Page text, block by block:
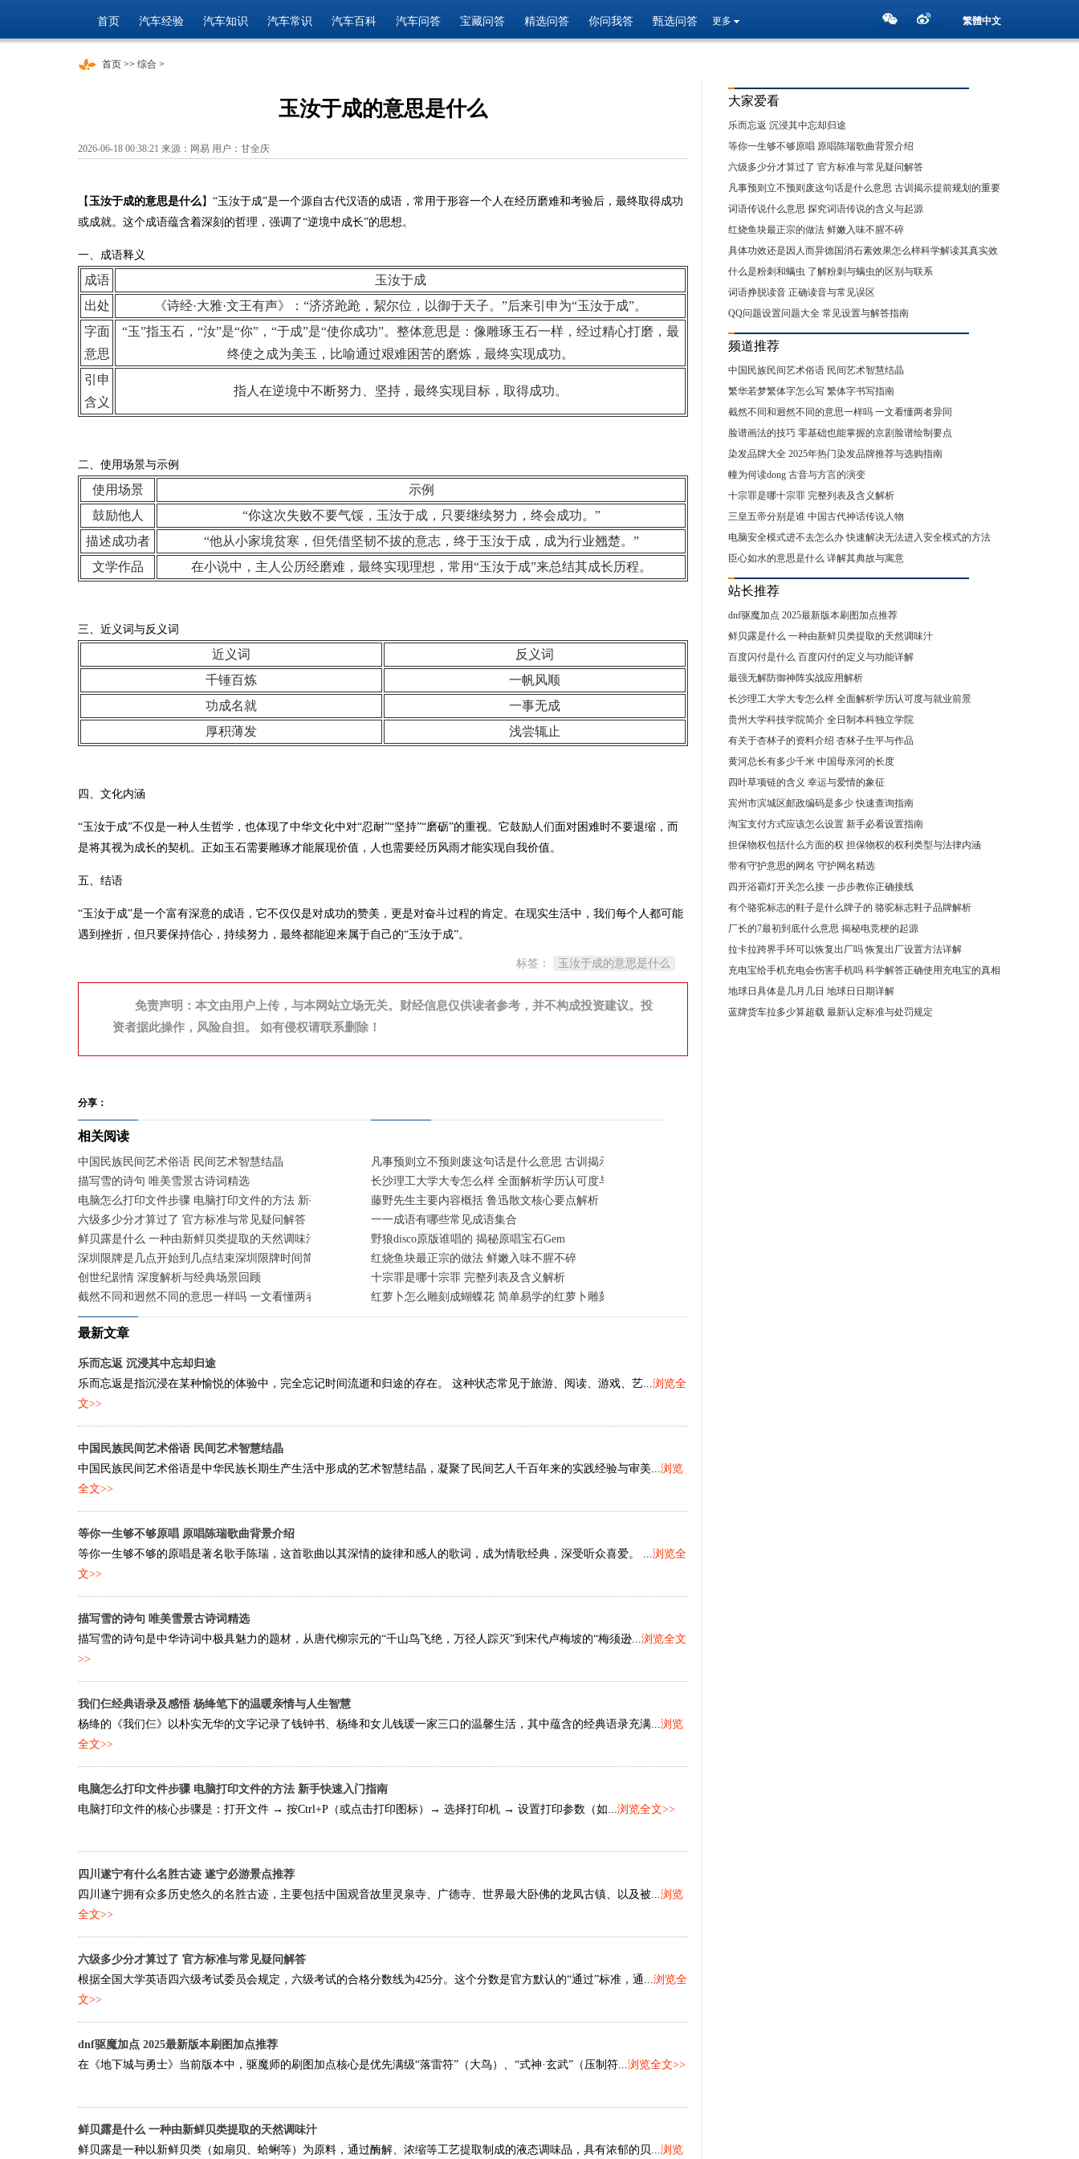
首页 汽车经验 汽车知识 汽车常识 汽车百科 汽车问答 宝藏问答 精选问答 你问我答 甄选问答 更多 繁體中文
首页 >> 综合 >
玉汝于成的意思是什么
2026-06-18 00:38:21 来源：网易 用户：甘全庆
【玉汝于成的意思是什么】“玉汝于成”是一个源自古代汉语的成语，常用于形容一个人在经历磨难和考验后，最终取得成功
或成就。这个成语蕴含着深刻的哲理，强调了“逆境中成长”的思想。
一、成语释义
成语
玉汝于成
出处
《诗经·大雅·文王有声》：“济济跄跄，絜尔位，以御于天子。”后来引申为“玉汝于成”。
字面
意思
“玉”指玉石，“汝”是“你”，“于成”是“使你成功”。整体意思是：像雕琢玉石一样，经过精心打磨，最
终使之成为美玉，比喻通过艰难困苦的磨炼，最终实现成功。
引申
含义
指人在逆境中不断努力、坚持，最终实现目标，取得成功。
二、使用场景与示例
使用场景
示例
鼓励他人
“你这次失败不要气馁，玉汝于成，只要继续努力，终会成功。”
描述成功者
“他从小家境贫寒，但凭借坚韧不拔的意志，终于玉汝于成，成为行业翘楚。”
文学作品
在小说中，主人公历经磨难，最终实现理想，常用“玉汝于成”来总结其成长历程。
三、近义词与反义词
近义词
反义词
千锤百炼
一帆风顺
功成名就
一事无成
厚积薄发
浅尝辄止
四、文化内涵
“玉汝于成”不仅是一种人生哲学，也体现了中华文化中对“忍耐”“坚持”“磨砺”的重视。它鼓励人们面对困难时不要退缩，而
是将其视为成长的契机。正如玉石需要雕琢才能展现价值，人也需要经历风雨才能实现自我价值。
五、结语
“玉汝于成”是一个富有深意的成语，它不仅仅是对成功的赞美，更是对奋斗过程的肯定。在现实生活中，我们每个人都可能
遇到挫折，但只要保持信心，持续努力，最终都能迎来属于自己的“玉汝于成”。
标签： 玉汝于成的意思是什么
免责声明：本文由用户上传，与本网站立场无关。财经信息仅供读者参考，并不构成投资建议。投
资者据此操作，风险自担。 如有侵权请联系删除！
分享：
相关阅读
中国民族民间艺术俗语 民间艺术智慧结晶
描写雪的诗句 唯美雪景古诗词精选
电脑怎么打印文件步骤 电脑打印文件的方法 新手快速入门指南
六级多少分才算过了 官方标准与常见疑问解答
鲜贝露是什么 一种由新鲜贝类提取的天然调味汁
深圳限牌是几点开始到几点结束深圳限牌时间简述 工作日早晚高峰限行时间
创世纪剧情 深度解析与经典场景回顾
截然不同和迥然不同的意思一样吗 一文看懂两者异同
凡事预则立不预则废这句话是什么意思 古训揭示提前规划的重要性
长沙理工大学大专怎么样 全面解析学历认可度与就业前景
藤野先生主要内容概括 鲁迅散文核心要点解析
一一成语有哪些常见成语集合
野狼disco原版谁唱的 揭秘原唱宝石Gem
红烧鱼块最正宗的做法 鲜嫩入味不腥不碎
十宗罪是哪十宗罪 完整列表及含义解析
红萝卜怎么雕刻成蝴蝶花 简单易学的红萝卜雕刻技法
最新文章
乐而忘返 沉浸其中忘却归途
乐而忘返是指沉浸在某种愉悦的体验中，完全忘记时间流逝和归途的存在。 这种状态常见于旅游、阅读、游戏、艺...浏览全
文>>
中国民族民间艺术俗语 民间艺术智慧结晶
中国民族民间艺术俗语是中华民族长期生产生活中形成的艺术智慧结晶，凝聚了民间艺人千百年来的实践经验与审美...浏览
全文>>
等你一生够不够原唱 原唱陈瑞歌曲背景介绍
等你一生够不够的原唱是著名歌手陈瑞，这首歌曲以其深情的旋律和感人的歌词，成为情歌经典，深受听众喜爱。 ...浏览全
文>>
描写雪的诗句 唯美雪景古诗词精选
描写雪的诗句是中华诗词中极具魅力的题材，从唐代柳宗元的“千山鸟飞绝，万径人踪灭”到宋代卢梅坡的“梅须逊...浏览全文
>>
我们仨经典语录及感悟 杨绛笔下的温暖亲情与人生智慧
杨绛的《我们仨》以朴实无华的文字记录了钱钟书、杨绛和女儿钱瑗一家三口的温馨生活，其中蕴含的经典语录充满...浏览
全文>>
电脑怎么打印文件步骤 电脑打印文件的方法 新手快速入门指南
电脑打印文件的核心步骤是：打开文件 → 按Ctrl+P（或点击打印图标）→ 选择打印机 → 设置打印参数（如...浏览全文>>
四川遂宁有什么名胜古迹 遂宁必游景点推荐
四川遂宁拥有众多历史悠久的名胜古迹，主要包括中国观音故里灵泉寺、广德寺、世界最大卧佛的龙凤古镇、以及被...浏览
全文>>
六级多少分才算过了 官方标准与常见疑问解答
根据全国大学英语四六级考试委员会规定，六级考试的合格分数线为425分。这个分数是官方默认的“通过”标准，通...浏览全
文>>
dnf驱魔加点 2025最新版本刷图加点推荐
在《地下城与勇士》当前版本中，驱魔师的刷图加点核心是优先满级“落雷符”（大鸟）、“式神·玄武”（压制符...浏览全文>>
鲜贝露是什么 一种由新鲜贝类提取的天然调味汁
鲜贝露是一种以新鲜贝类（如扇贝、蛤蜊等）为原料，通过酶解、浓缩等工艺提取制成的液态调味品，具有浓郁的贝...浏览
大家爱看
乐而忘返 沉浸其中忘却归途
等你一生够不够原唱 原唱陈瑞歌曲背景介绍
六级多少分才算过了 官方标准与常见疑问解答
凡事预则立不预则废这句话是什么意思 古训揭示提前规划的重要
性
词语传说什么意思 探究词语传说的含义与起源
红烧鱼块最正宗的做法 鲜嫩入味不腥不碎
具体功效还是因人而异德国消石素效果怎么样科学解读其真实效
用
什么是粉刺和螨虫 了解粉刺与螨虫的区别与联系
词语挣脱读音 正确读音与常见误区
QQ问题设置问题大全 常见设置与解答指南
频道推荐
中国民族民间艺术俗语 民间艺术智慧结晶
繁华若梦繁体字怎么写 繁体字书写指南
截然不同和迥然不同的意思一样吗 一文看懂两者异同
脸谱画法的技巧 零基础也能掌握的京剧脸谱绘制要点
染发品牌大全 2025年热门染发品牌推荐与选购指南
幢为何读dong 古音与方言的演变
十宗罪是哪十宗罪 完整列表及含义解析
三皇五帝分别是谁 中国古代神话传说人物
电脑安全模式进不去怎么办 快速解决无法进入安全模式的方法
臣心如水的意思是什么 详解其典故与寓意
站长推荐
dnf驱魔加点 2025最新版本刷图加点推荐
鲜贝露是什么 一种由新鲜贝类提取的天然调味汁
百度闪付是什么 百度闪付的定义与功能详解
最强无解防御神阵实战应用解析
长沙理工大学大专怎么样 全面解析学历认可度与就业前景
贵州大学科技学院简介 全日制本科独立学院
有关于杏林子的资料介绍 杏林子生平与作品
黄河总长有多少千米 中国母亲河的长度
四叶草项链的含义 幸运与爱情的象征
宾州市滨城区邮政编码是多少 快速查询指南
淘宝支付方式应该怎么设置 新手必看设置指南
担保物权包括什么方面的权 担保物权的权利类型与法律内涵
带有守护意思的网名 守护网名精选
四开浴霸灯开关怎么接 一步步教你正确接线
有个骆驼标志的鞋子是什么牌子的 骆驼标志鞋子品牌解析
厂长的7最初到底什么意思 揭秘电竞梗的起源
拉卡拉跨界手环可以恢复出厂吗 恢复出厂设置方法详解
充电宝给手机充电会伤害手机吗 科学解答正确使用充电宝的真相
地球日具体是几月几日 地球日日期详解
蓝牌货车拉多少算超载 最新认定标准与处罚规定